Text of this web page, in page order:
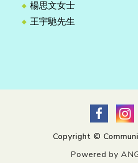
楊思文女士
王宇馳先生
Copyright ©
Powered by